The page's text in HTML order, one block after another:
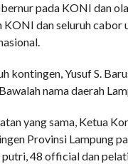
pada KONI dan
dan seluruh cabor
kontingen, Yusuf S.
nama daerah
yang sama, Ketua
Provinsi Lampung
48 official dan